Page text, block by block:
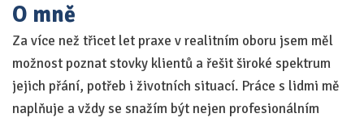
O mně
Za více než třicet let praxe v realitním oboru jsem měl
možnost poznat stovky klientů a řešit široké spektrum
jejich přání, potřeb i životních situací. Práce s lidmi mě
naplňuje a vždy se snažím být nejen profesionálním